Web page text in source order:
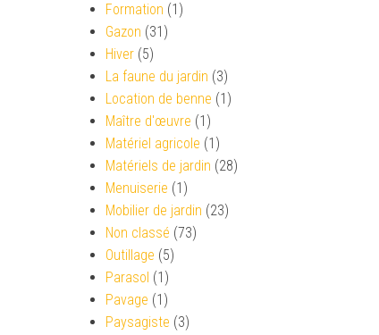
Formation (1)
Gazon (31)
Hiver (5)
La faune du jardin (3)
Location de benne (1)
Maître d'œuvre (1)
Matériel agricole (1)
Matériels de jardin (28)
Menuiserie (1)
Mobilier de jardin (23)
Non classé (73)
Outillage (5)
Parasol (1)
Pavage (1)
Paysagiste (3)